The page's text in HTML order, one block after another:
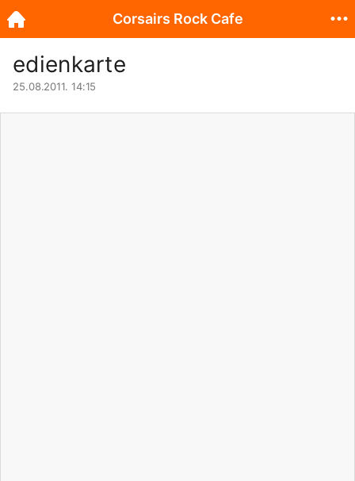
edienkarte
25.08.2011. 14:15
Corsairs Rock Cafe